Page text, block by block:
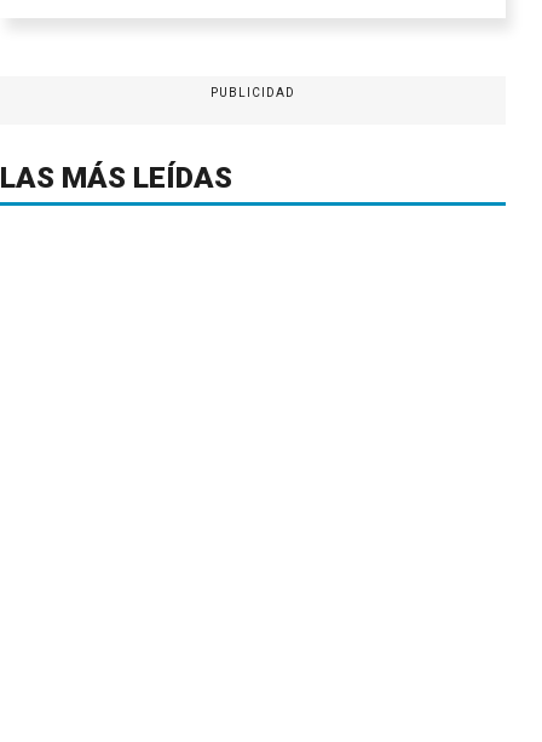
PUBLICIDAD
LAS MÁS LEÍDAS